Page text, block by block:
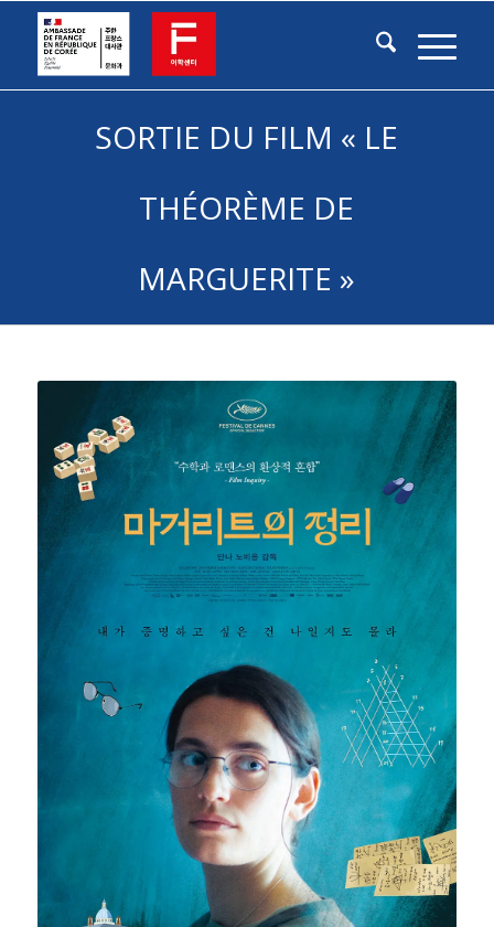
SORTIE DU FILM « LE
THÉORÈME DE
MARGUERITE »